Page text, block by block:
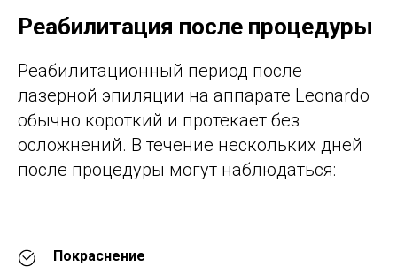
Реабилитация после процедуры
Реабилитационный период после
лазерной эпиляции на аппарате Leonardo
обычно короткий и протекает без
осложнений. В течение нескольких дней
после процедуры могут наблюдаться:
Покраснение